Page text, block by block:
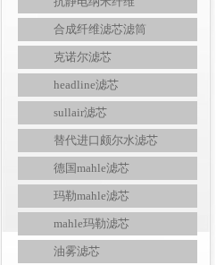
合成纤维滤芯滤筒
克诺尔滤芯
headline滤芯
sullair滤芯
替代进口颇尔水滤芯
德国mahle滤芯
玛勒mahle滤芯
mahle玛勒滤芯
油雾滤芯